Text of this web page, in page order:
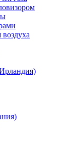
воздуха